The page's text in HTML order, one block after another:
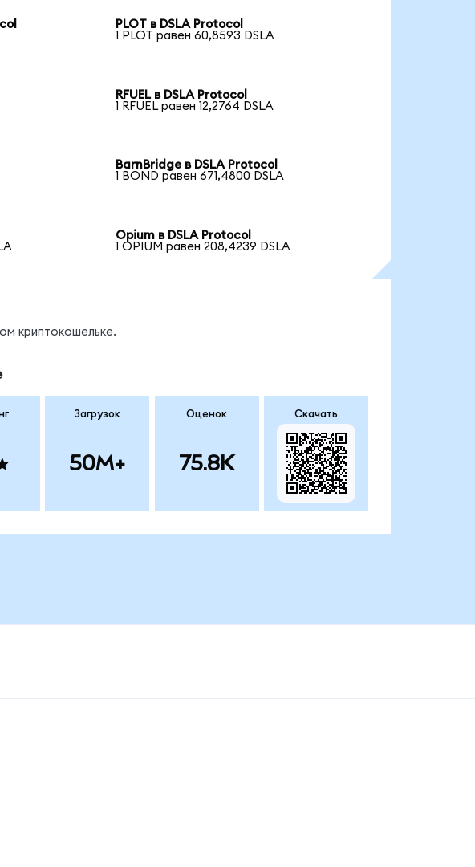
PLOT в DSLA Protocol
1 PLOT равен 60,8593 DSLA
RFUEL в DSLA Protocol
1 RFUEL равен 12,2764 DSLA
BarnBridge в DSLA Protocol
1 BOND равен 671,4800 DSLA
Opium в DSLA Protocol
1 OPIUM равен 208,4239 DSLA
криптокошельке.
Загрузок
50M+
Оценок
75.8K
Скачать